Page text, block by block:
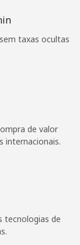
sua senha? →
taxas ocultas
de valor
internacionais.
tecnologias de